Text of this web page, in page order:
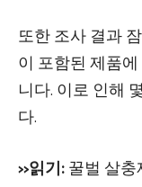
또한 조사 결과
이 포함된 제품
니다. 이로 인해
다.
>>읽기:꿀벌 살